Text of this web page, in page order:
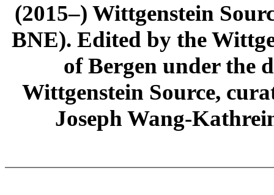
(2015–) Wittgenstein
BNE). Edited by the
of Bergen under the
Wittgenstein Source,
Joseph Wang-